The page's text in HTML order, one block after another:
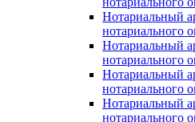
Нотариальный
нотариального
Нотариальный
нотариального
Нотариальный
нотариального
Нотариальный
нотариального